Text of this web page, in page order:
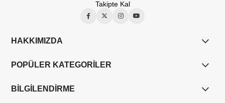
Takipte Kal
HAKKIMIZDA
POPÜLER KATEGORİLER
BİLGİLENDİRME